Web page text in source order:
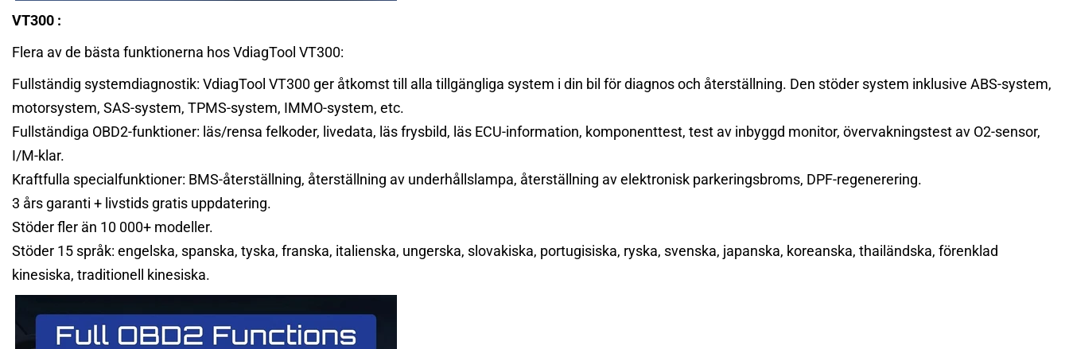
VT300 :
Flera av de bästa funktionerna hos VdiagTool VT300:
Fullständig systemdiagnostik: VdiagTool VT300 ger åtkomst till alla tillgängliga system i din bil för diagnos och återställning. Den stöder system inklusive ABS-system,
motorsystem, SAS-system, TPMS-system, IMMO-system, etc.
Fullständiga OBD2-funktioner: läs/rensa felkoder, livedata, läs frysbild, läs ECU-information, komponenttest, test av inbyggd monitor, övervakningstest av O2-sensor,
I/M-klar.
Kraftfulla specialfunktioner: BMS-återställning, återställning av underhållslampa, återställning av elektronisk parkeringsbroms, DPF-regenerering.
3 års garanti + livstids gratis uppdatering.
Stöder fler än 10 000+ modeller.
Stöder 15 språk: engelska, spanska, tyska, franska, italienska, ungerska, slovakiska, portugisiska, ryska, svenska, japanska, koreanska, thailändska, förenklad
kinesiska, traditionell kinesiska.